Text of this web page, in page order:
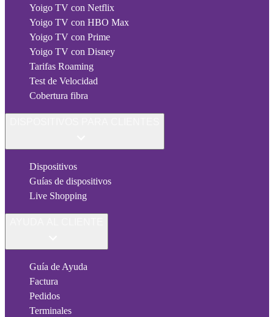
Yoigo TV con Netflix
Yoigo TV con HBO Max
Yoigo TV con Prime
Yoigo TV con Disney
Tarifas Roaming
Test de Velocidad
Cobertura fibra
Dispositivos
Guías de dispositivos
Live Shopping
Guía de Ayuda
Factura
Pedidos
Terminales